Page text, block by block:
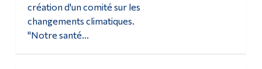
création d'un comité sur les
changements climatiques.
"Notre santé...